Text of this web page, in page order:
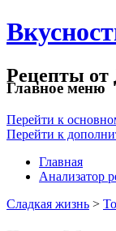
Рецепты
Главное меню
Перейти к
Перейти к
Главная
Анализатор
Сладкая жизнь >